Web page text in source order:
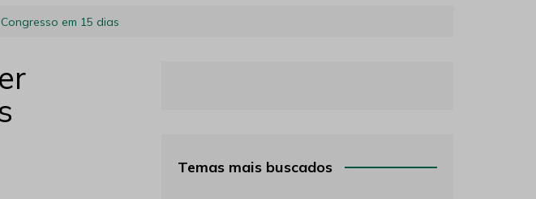
em 15 dias
Temas mais buscados